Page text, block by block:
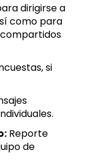
dirigirse a
como para
si
Reporte
de